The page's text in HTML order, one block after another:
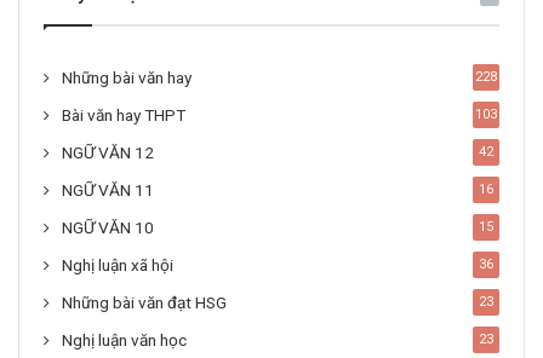
Những bài văn hay 228
Bài văn hay THPT 103
NGỮ VĂN 12 42
NGỮ VĂN 11 16
NGỮ VĂN 10 15
Nghị luận xã hội 36
Những bài văn đạt HSG 23
Nghị luận văn học 23